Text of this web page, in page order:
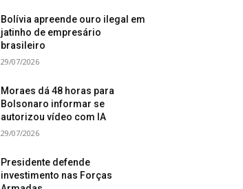
Bolívia apreende ouro ilegal em
jatinho de empresário
brasileiro
29/07/2026
Moraes dá 48 horas para
Bolsonaro informar se
autorizou vídeo com IA
29/07/2026
Presidente defende
investimento nas Forças